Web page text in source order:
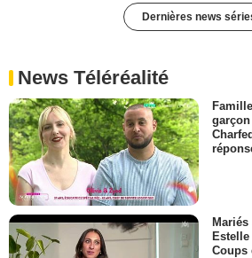
Dernières news
News Téléréalité
Mariés
Coups